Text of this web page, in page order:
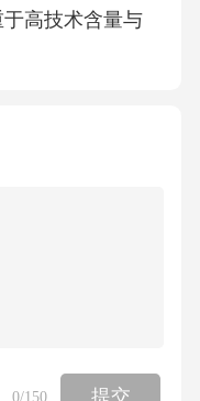
高技术含量与
争优势，主要
计同比增长1
0/150 提交